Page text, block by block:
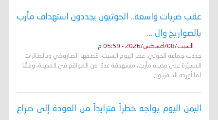
عقب ضربات واسعة.. الحوثيون يجددون استهداف مأرب
بالصواريخ وال ...
السبت/08/أغسطس/2026 - 05:59 م
جددت جماعة الحوثي، عصر اليوم السبت، قصفها الصاروخي وبالطائرات
المسيّرة على مدينة مأرب، مستهدفة عددًا من المواقع في المدينة، وفقًا
لما أورده التلفزيون
اليمن اليوم يواجه خطراً متزايداً من العودة إلى صراع